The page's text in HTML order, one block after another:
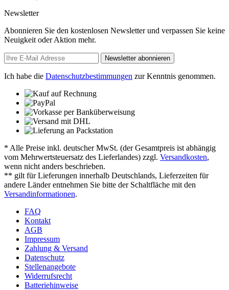
Newsletter
Abonnieren Sie den kostenlosen Newsletter und verpassen Sie keine
Neuigkeit oder Aktion mehr.
Newsletter abonnieren
Ich habe die Datenschutzbestimmungen zur Kenntnis genommen.
* Alle Preise inkl. deutscher MwSt. (der Gesamtpreis ist abhängig
vom Mehrwertsteuersatz des Lieferlandes) zzgl. Versandkosten,
wenn nicht anders beschrieben.
** gilt für Lieferungen innerhalb Deutschlands, Lieferzeiten für
andere Länder entnehmen Sie bitte der Schaltfläche mit den
Versandinformationen.
FAQ
Kontakt
AGB
Impressum
Zahlung & Versand
Datenschutz
Stellenangebote
Widerrufsrecht
Batteriehinweise